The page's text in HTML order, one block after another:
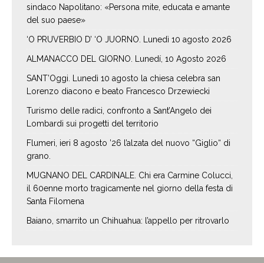
sindaco Napolitano: «Persona mite, educata e amante
del suo paese»
‘O PRUVERBIO D’ ‘O JUORNO. Lunedì 10 agosto 2026
ALMANACCO DEL GIORNO. Lunedí, 10 Agosto 2026
SANT’Oggi. Lunedì 10 agosto la chiesa celebra san
Lorenzo diacono e beato Francesco Drzewiecki
Turismo delle radici, confronto a Sant’Angelo dei
Lombardi sui progetti del territorio
Flumeri, ieri 8 agosto ’26 l’alzata del nuovo “Giglio“ di
grano.
MUGNANO DEL CARDINALE. Chi era Carmine Colucci,
il 60enne morto tragicamente nel giorno della festa di
Santa Filomena
Baiano, smarrito un Chihuahua: l’appello per ritrovarlo